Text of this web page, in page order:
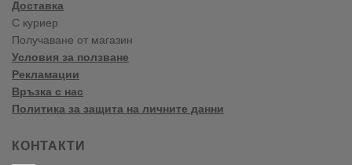
Доставка
С куриер
Получаване от магазин
Условия за ползване
Рекламации
Връзка с нас
Политика за защита на личните данни
КОНТАКТИ